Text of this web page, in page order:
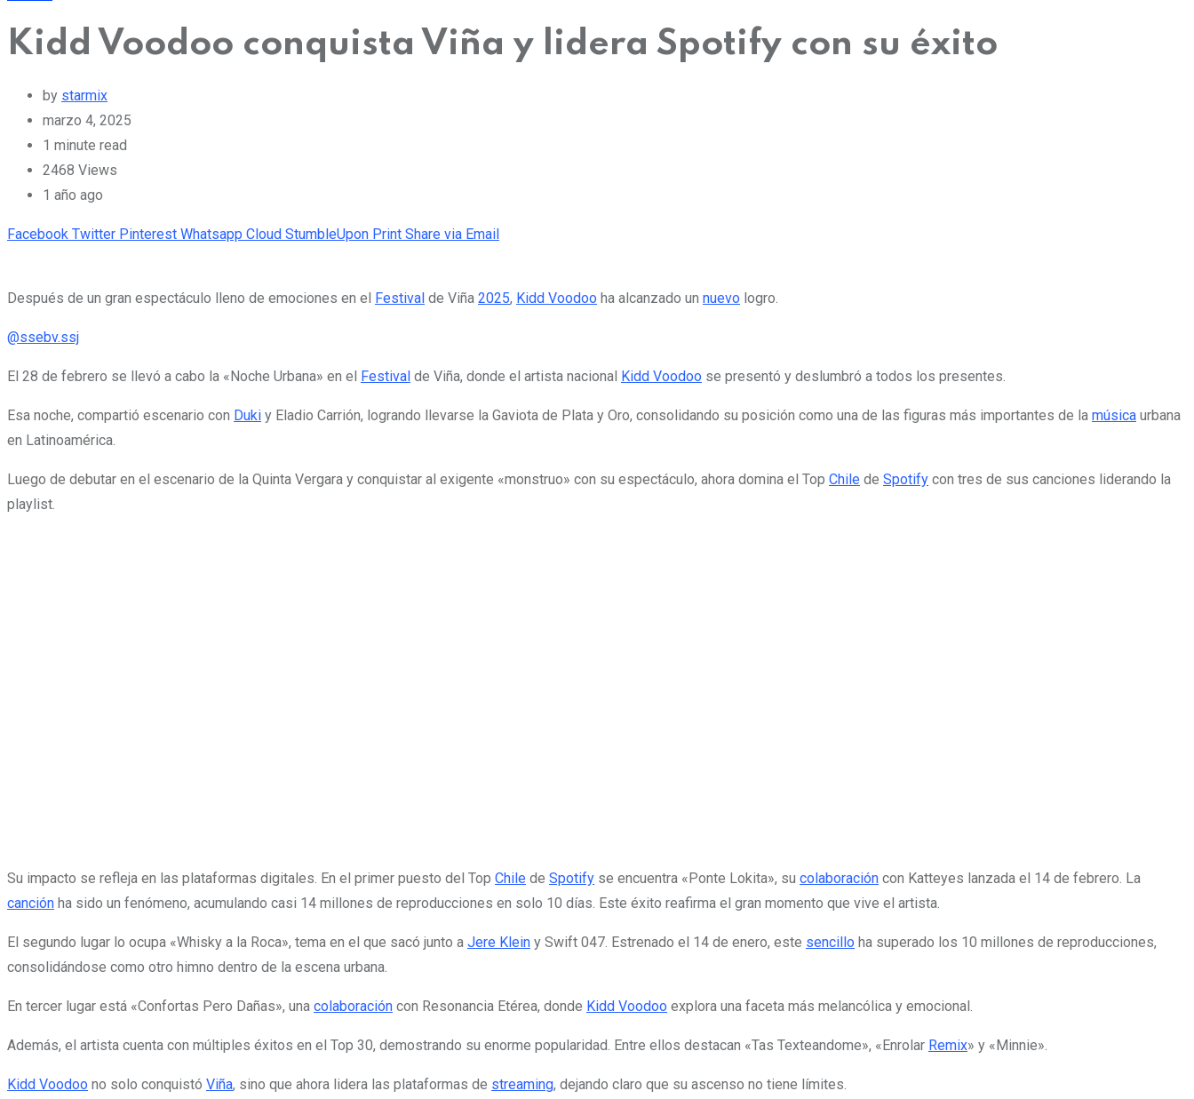
Kidd Voodoo conquista Viña y lidera Spotify con su éxito
by starmix
marzo 4, 2025
1 minute read
2468 Views
1 año ago
Facebook Twitter Pinterest Whatsapp Cloud StumbleUpon Print Share via Email
Después de un gran espectáculo lleno de emociones en el Festival de Viña 2025, Kidd Voodoo ha alcanzado un nuevo logro.
@ssebv.ssj
El 28 de febrero se llevó a cabo la «Noche Urbana» en el Festival de Viña, donde el artista nacional Kidd Voodoo se presentó y deslumbró a todos los presentes.
Esa noche, compartió escenario con Duki y Eladio Carrión, logrando llevarse la Gaviota de Plata y Oro, consolidando su posición como una de las figuras más importantes de la música urbana
en Latinoamérica.
Luego de debutar en el escenario de la Quinta Vergara y conquistar al exigente «monstruo» con su espectáculo, ahora domina el Top Chile de Spotify con tres de sus canciones liderando la
playlist.
Su impacto se refleja en las plataformas digitales. En el primer puesto del Top Chile de Spotify se encuentra «Ponte Lokita», su colaboración con Katteyes lanzada el 14 de febrero. La
canción ha sido un fenómeno, acumulando casi 14 millones de reproducciones en solo 10 días. Este éxito reafirma el gran momento que vive el artista.
El segundo lugar lo ocupa «Whisky a la Roca», tema en el que sacó junto a Jere Klein y Swift 047. Estrenado el 14 de enero, este sencillo ha superado los 10 millones de reproducciones,
consolidándose como otro himno dentro de la escena urbana.
En tercer lugar está «Confortas Pero Dañas», una colaboración con Resonancia Etérea, donde Kidd Voodoo explora una faceta más melancólica y emocional.
Además, el artista cuenta con múltiples éxitos en el Top 30, demostrando su enorme popularidad. Entre ellos destacan «Tas Texteandome», «Enrolar Remix» y «Minnie».
Kidd Voodoo no solo conquistó Viña, sino que ahora lidera las plataformas de streaming, dejando claro que su ascenso no tiene límites.